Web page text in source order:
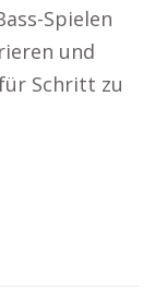
Spielen
und
Schritt zu